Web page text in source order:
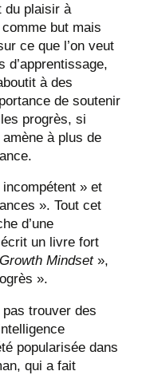
du plaisir à
but mais
ce que l’on veut
d’apprentissage,
à des
de soutenir
progrès, si
à plus de
» et
». Tout cet
d’une
un livre fort
Growth Mindset»,
».
trouver des
popularisée dans
qui a fait